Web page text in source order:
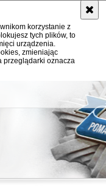
korzystanie z
tych plików, to
urządzenia.
zmieniając
przeglądarki oznacza